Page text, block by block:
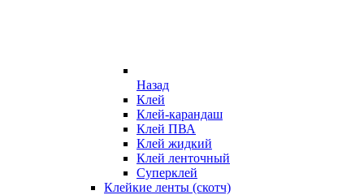
Назад
Клей
Клей-карандаш
Клей ПВА
Клей жидкий
Клей ленточный
Суперклей
Клейкие ленты (скотч)